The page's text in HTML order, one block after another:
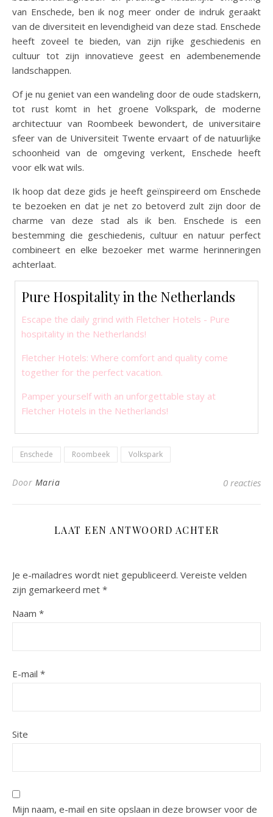
van Enschede, ben ik nog meer onder de indruk geraakt
van de diversiteit en levendigheid van deze stad. Enschede
heeft zoveel te bieden, van zijn rijke geschiedenis en
cultuur tot zijn innovatieve geest en adembenemende
landschappen.
Of je nu geniet van een wandeling door de oude stadskern,
tot rust komt in het groene Volkspark, de moderne
architectuur van Roombeek bewondert, de universitaire
sfeer van de Universiteit Twente ervaart of de natuurlijke
schoonheid van de omgeving verkent, Enschede heeft
voor elk wat wils.
Ik hoop dat deze gids je heeft geïnspireerd om Enschede
te bezoeken en dat je net zo betoverd zult zijn door de
charme van deze stad als ik ben. Enschede is een
bestemming die geschiedenis, cultuur en natuur perfect
combineert en elke bezoeker met warme herinneringen
achterlaat.
Pure Hospitality in the Netherlands
Escape the daily grind with Fletcher Hotels - Pure
hospitality in the Netherlands!
Fletcher Hotels: Where comfort and quality come
together for the perfect vacation.
Pamper yourself with an unforgettable stay at
Fletcher Hotels in the Netherlands!
Enschede Roombeek Volkspark
Door Maria 0 reacties
LAAT EEN ANTWOORD ACHTER
Je e-mailadres wordt niet gepubliceerd. Vereiste velden
zijn gemarkeerd met *
Naam *
E-mail *
Site
Mijn naam, e-mail en site opslaan in deze browser voor de